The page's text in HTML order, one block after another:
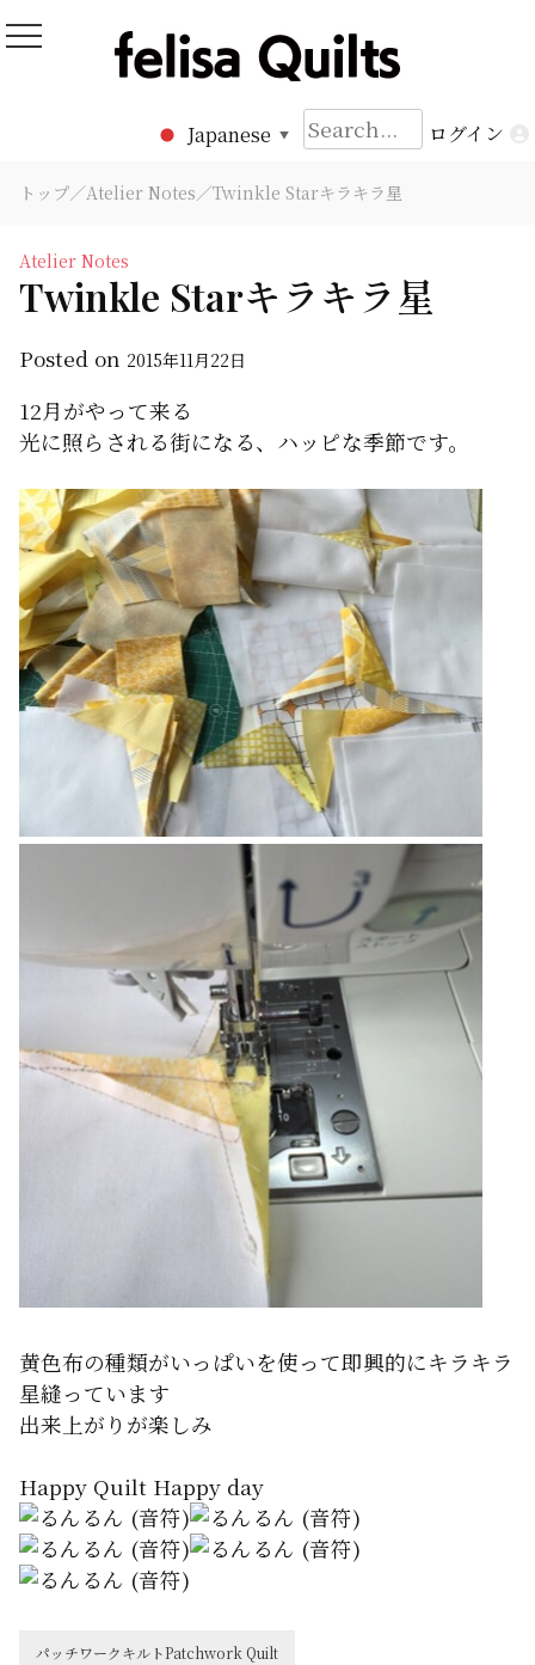
to
Felisa Quilts
パッチワークキルト Felisa Quilts
Japanese ▼
検
索:
ログイン
トップ／Atelier Notes／Twinkle Starキラキラ星
Atelier Notes
Twinkle Starキラキラ星
Posted on 2015年11月22日
12月がやって来る
光に照らされる街になる、ハッピな季節です。
黄色布の種類がいっぱいを使って即興的にキラキラ
星縫っています
出来上がりが楽しみ
Happy Quilt Happy day
パッチワークキルトPatchwork Quilt